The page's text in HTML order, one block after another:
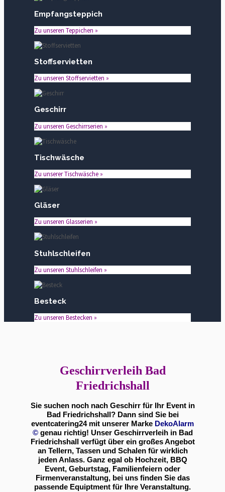
Empfangsteppich
Zu unseren Teppichen »
Stoffservietten
Zu unseren Stoffservietten »
Geschirr
Zu unseren Geschirrserien »
Tischwäsche
Zu unserer Tischwäsche »
Gläser
Zu unseren Glasserien »
Stuhlschleifen
Zu unseren Stuhlschleifen »
Besteck
Zu unseren Bestecken »
Geschirrverleih Bad
Friedrichshall
Sie suchen noch nach Geschirr für Ihr Event in
Bad Friedrichshall? Dann sind Sie bei
eventcatering24 mit unserer Marke DekoAlarm
©genau richtig! Unser Geschirrverleih in Bad
Friedrichshall verfügt über ein großes Angebot
an Tellern, Tassen und Schalen für wirklich
jeden Anlass. Ganz egal ob Hochzeit, BBQ
Event, Geburtstag, Familienfeiern oder
Firmenveranstaltung, bei uns finden Sie das
passende Equiptment für Ihre Veranstaltung.